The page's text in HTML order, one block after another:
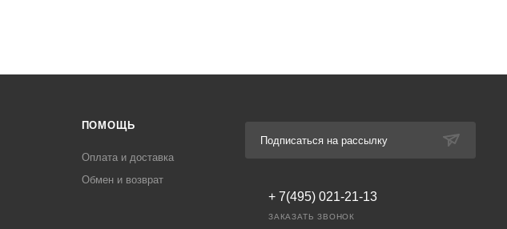
ПОМОЩЬ
Оплата и доставка
Обмен и возврат
Подписаться на рассылку
+ 7(495) 021-21-13
ЗАКАЗАТЬ ЗВОНОК